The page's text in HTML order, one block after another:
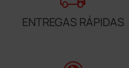
ENTREGAS RÁPIDAS